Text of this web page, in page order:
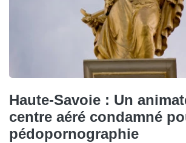
Haute-Savoie : Un
centre aéré condamné
pédopornographie